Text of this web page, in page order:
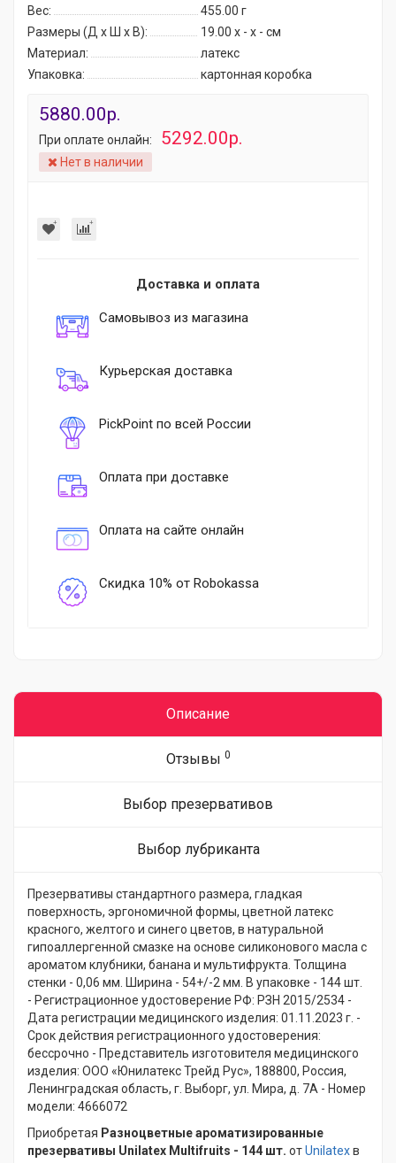
Вес:
455.00 г
Размеры (Д x Ш x В):
19.00 x - x - см
Материал:
латекс
Упаковка:
картонная коробка
5880.00р.
При оплате онлайн: 5292.00р.
Нет в наличии
Доставка и оплата
Самовывоз из магазина
Курьерская доставка
PickPoint по всей России
Оплата при доставке
Оплата на сайте онлайн
Скидка 10% от Robokassa
Описание
Отзывы 0
Выбор презервативов
Выбор лубриканта
Презервативы стандартного размера, гладкая
поверхность, эргономичной формы, цветной латекс
красного, желтого и синего цветов, в натуральной
гипоаллергенной смазке на основе силиконового масла с
ароматом клубники, банана и мультифрукта. Толщина
стенки - 0,06 мм. Ширина - 54+/-2 мм. В упаковке - 144 шт.
- Регистрационное удостоверение РФ: РЗН 2015/2534 -
Дата регистрации медицинского изделия: 01.11.2023 г. -
Срок действия регистрационного удостоверения:
бессрочно - Представитель изготовителя медицинского
изделия: ООО «Юнилатекс Трейд Рус», 188800, Россия,
Ленинградская область, г. Выборг, ул. Мира, д. 7А - Номер
модели: 4666072
Приобретая Разноцветные ароматизированные
презервативы Unilatex Multifruits - 144 шт. отUnilatexв